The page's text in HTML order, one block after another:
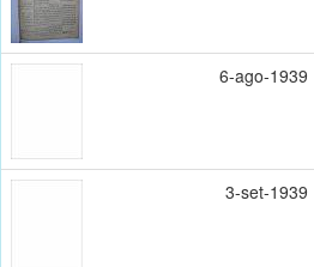
6-ago-1939
3-set-1939